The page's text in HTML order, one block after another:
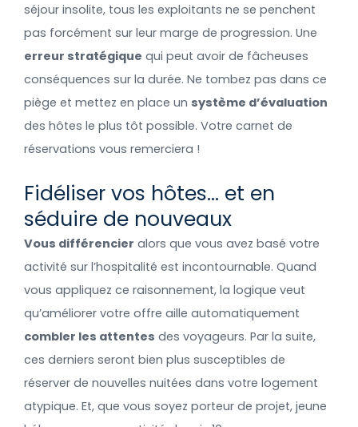
séjour insolite, tous les exploitants ne se penchent
pas forcément sur leur marge de progression. Une
erreur stratégique qui peut avoir de fâcheuses
conséquences sur la durée. Ne tombez pas dans ce
piège et mettez en place un système d’évaluation
des hôtes le plus tôt possible. Votre carnet de
réservations vous remerciera !
Fidéliser vos hôtes… et en
séduire de nouveaux
Vous différencier alors que vous avez basé votre
activité sur l’hospitalité est incontournable. Quand
vous appliquez ce raisonnement, la logique veut
qu’améliorer votre offre aille automatiquement
combler les attentes des voyageurs. Par la suite,
ces derniers seront bien plus susceptibles de
réserver de nouvelles nuitées dans votre logement
atypique. Et, que vous soyez porteur de projet, jeune